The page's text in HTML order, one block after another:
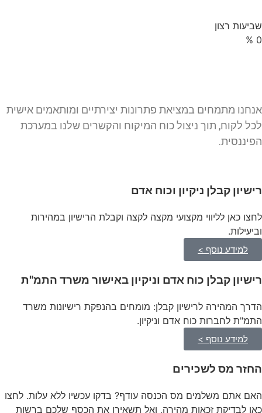
שביעות רצון
0
%
אנחנו מתמחים במציאת פתרונות יצירתיים ומותאמים אישית
לכל לקוח, תוך ניצול כוח המיקוח והקשרים שלנו במערכת
הפיננסית.
רישיון קבלן ניקיון וכוח אדם
לחצו כאן לליווי מקצועי מקצה לקצה וקבלת הרישיון במהירות
וביעילות.
למידע נוסף >
רישיון קבלן כוח אדם וניקיון באישור משרד התמ"ת
הדרך המהירה לרישיון קבלן: מומחים בהנפקת רישיונות משרד
התמ"ת לחברות כוח אדם וניקיון.
למידע נוסף >
החזר מס לשכירים
האם אתם משלמים מס הכנסה עודף? בדקו עכשיו ללא עלות. לחצו
כאן לבדיקת זכאות מהירה, ואל תשאירו את הכסף שלכם ברשות